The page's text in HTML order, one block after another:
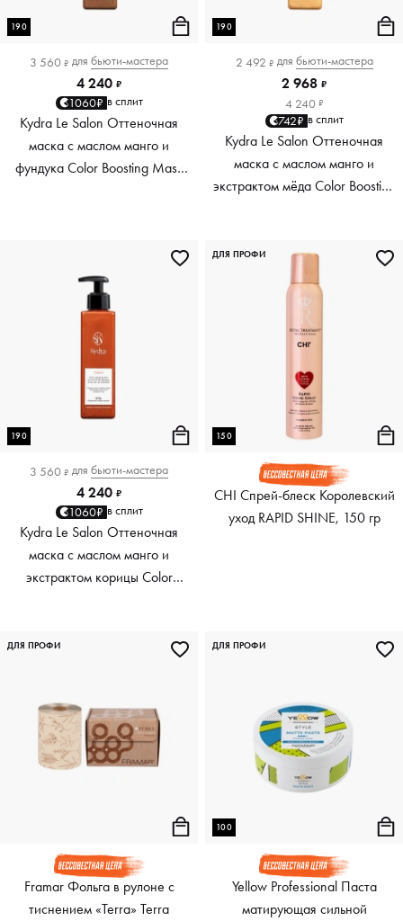
190
3 560 ₽ для бьюти-мастера
4 240 ₽
1060₽ в сплит
Kydra Le Salon Оттеночная
маска с маслом манго и
фундука Color Boosting Mask
190
2 492 ₽ для бьюти-мастера
2 968 ₽
4 240 ₽
742₽ в сплит
Kydra Le Salon Оттеночная
маска с маслом манго и
экстрактом мёда Color Boosting
190
3 560 ₽ для бьюти-мастера
4 240 ₽
1060₽ в сплит
Kydra Le Salon Оттеночная
маска с маслом манго и
экстрактом корицы Color
150
CHI Спрей-блеск Королевский
уход RAPID SHINE, 150 гр
ДЛЯ ПРОФИ
Framar Фольга в рулоне с
тиснением «Terra» Terra
ДЛЯ ПРОФИ
100
Yellow Professional Паста
матирующая сильной
ДЛЯ ПРОФИ